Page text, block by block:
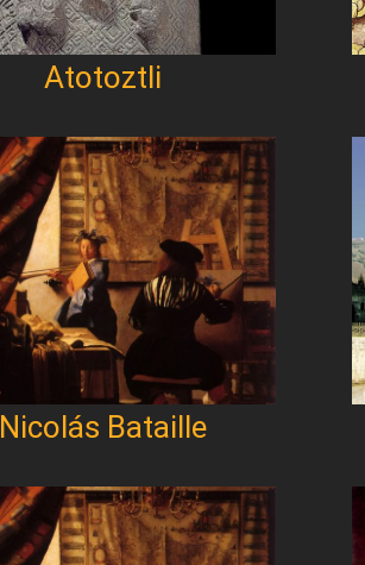
Atotoztli
Nicolás Bataille